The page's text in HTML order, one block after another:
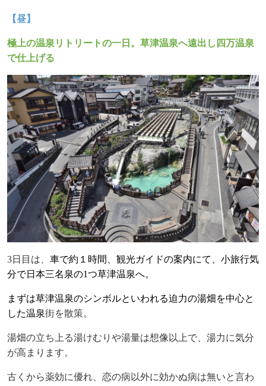
【昼】
極上の温泉リトリートの一日。草津温泉へ遠出し四万温泉
で仕上げる
3日目は、 車で約１時間、観光ガイドの案内にて、小旅行気
分で日本三名泉の1つ草津温泉へ。
まずは草津温泉のシンボルといわれる迫力の湯畑を中心と
した温泉街を散策。
湯畑の立ち上る湯けむりや湯量は想像以上で、湯力に気分
が高まります。
古くから薬効に優れ、恋の病以外に効かぬ病は無いと言わ